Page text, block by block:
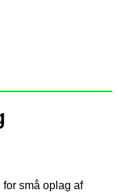
for små oplag af